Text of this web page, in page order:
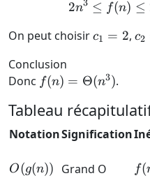
2n3 ≤ f(n) ≤
On peut choisirc_1
c1 = 2, c2
Conclusion
Donc f(n) =
f(n) = Θ(n3).
Tableau
NotationSignification
O(g(n))
O(g(n)) Grand O f(